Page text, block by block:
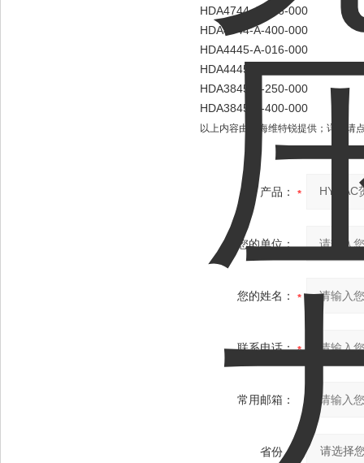
HDA4744-A-016-000
HDA4744-A-400-000
HDA4445-A-016-000
HDA4445-A-250-000
HDA3845-A-250-000
HDA3845-A-400-000
以上内容由上海维特锐提供；详情请
产品：
您的单位：
您的姓名：
联系电话：
常用邮箱：
省份：